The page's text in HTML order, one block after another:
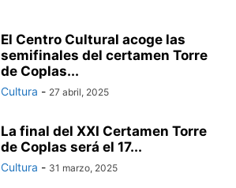
El Centro Cultural acoge las
semifinales del certamen Torre
de Coplas...
Cultura - 27 abril, 2025
La final del XXI Certamen Torre
de Coplas será el 17...
Cultura - 31 marzo, 2025